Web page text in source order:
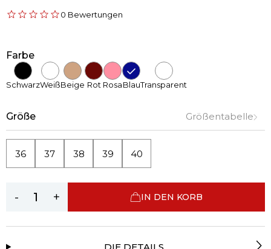
0 Bewertungen
Farbe
SchwarzWeißBeige Rot RosaBlauTransparent
Größe Größentabelle
36 37 38 39 40
- + IN DEN KORB
DIE DETAILS